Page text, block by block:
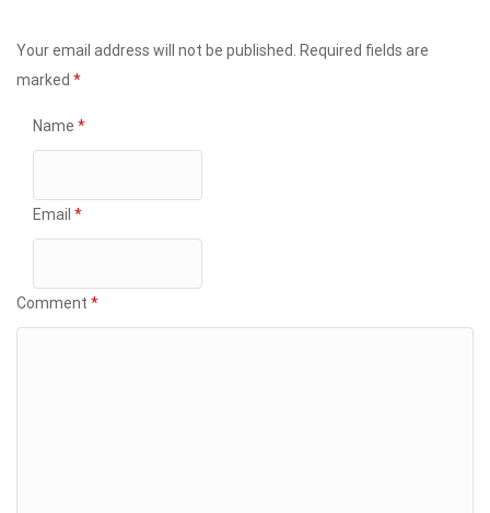
Your email address will not be published. Required fields are
marked *
Name *
Email *
Comment *